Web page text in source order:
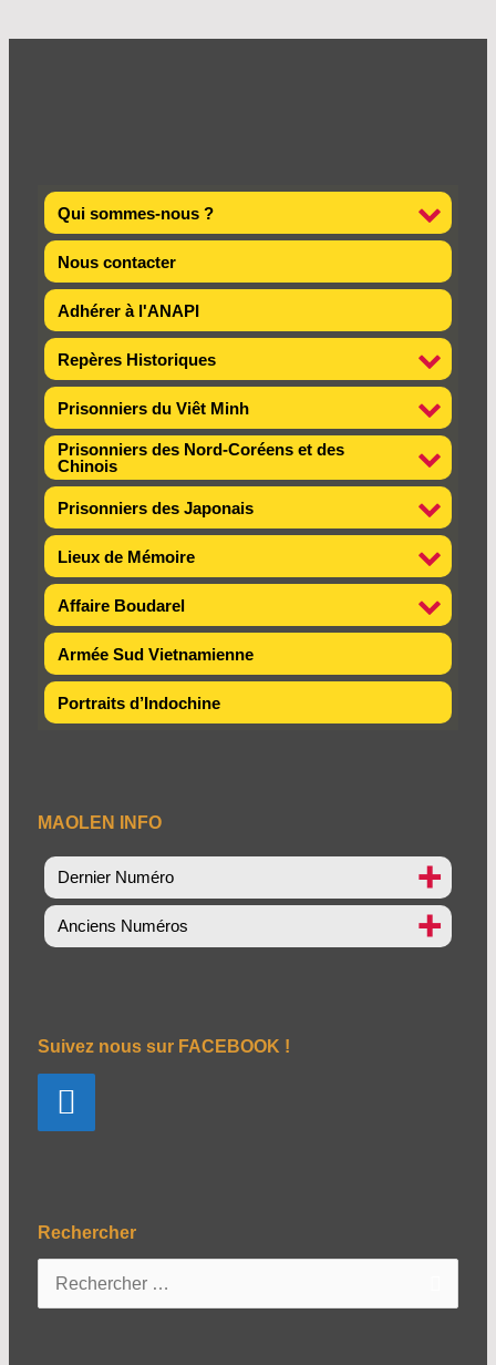
Qui sommes-nous ?
Nous contacter
Adhérer à l'ANAPI
Repères Historiques
Prisonniers du Viêt Minh
Prisonniers des Nord-Coréens et des
Chinois
Prisonniers des Japonais
Lieux de Mémoire
Affaire Boudarel
Armée Sud Vietnamienne
Portraits d’Indochine
MAOLEN INFO
Dernier Numéro
Anciens Numéros
Suivez nous sur FACEBOOK !
Rechercher